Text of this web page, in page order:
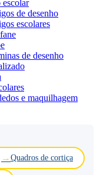
de desenho
escolares
de desenho
e maquilhagem
Quadros de cortiça